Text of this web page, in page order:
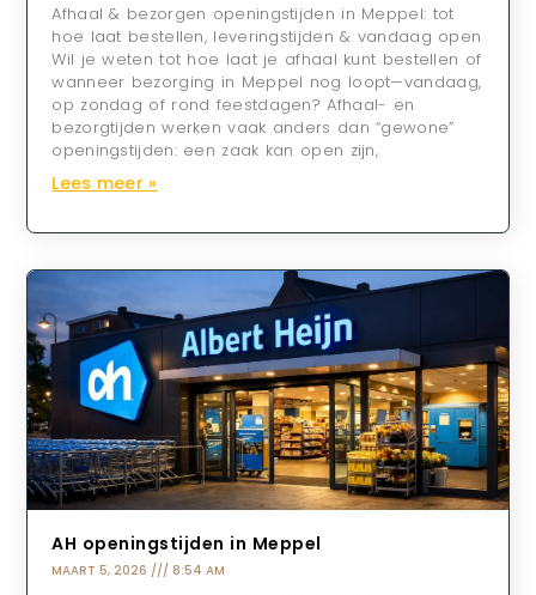
Afhaal & bezorgen openingstijden in Meppel: tot
hoe laat bestellen, leveringstijden & vandaag open
Wil je weten tot hoe laat je afhaal kunt bestellen of
wanneer bezorging in Meppel nog loopt—vandaag,
op zondag of rond feestdagen? Afhaal- en
bezorgtijden werken vaak anders dan “gewone”
openingstijden: een zaak kan open zijn,
Lees meer »
AH openingstijden in Meppel
MAART 5, 2026 8:54 AM